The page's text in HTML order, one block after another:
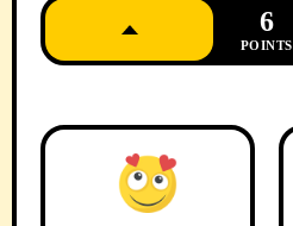
6
POINTS